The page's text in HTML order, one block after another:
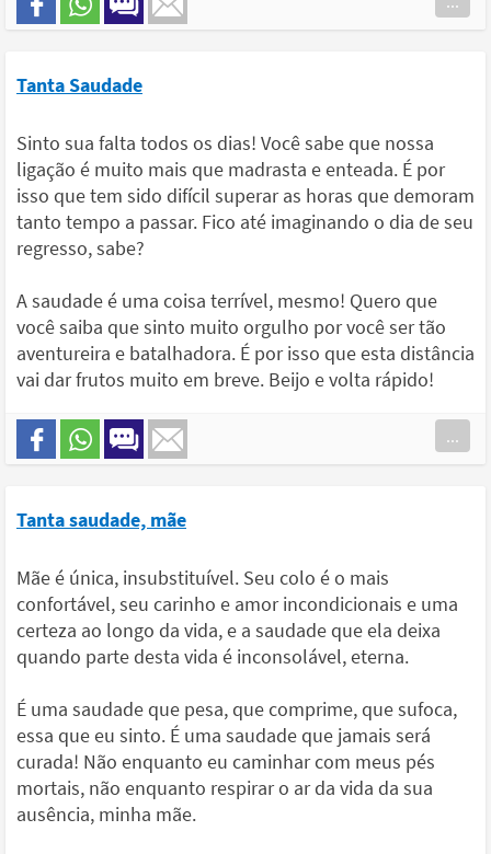
Tanta Saudade
Sinto sua falta todos os dias! Você sabe que nossa
ligação é muito mais que madrasta e enteada. É por
isso que tem sido difícil superar as horas que demoram
tanto tempo a passar. Fico até imaginando o dia de seu
regresso, sabe?
A saudade é uma coisa terrível, mesmo! Quero que
você saiba que sinto muito orgulho por você ser tão
aventureira e batalhadora. É por isso que esta distância
vai dar frutos muito em breve. Beijo e volta rápido!
...
Tanta saudade, mãe
Mãe é única, insubstituível. Seu colo é o mais
confortável, seu carinho e amor incondicionais e uma
certeza ao longo da vida, e a saudade que ela deixa
quando parte desta vida é inconsolável, eterna.
É uma saudade que pesa, que comprime, que sufoca,
essa que eu sinto. É uma saudade que jamais será
curada! Não enquanto eu caminhar com meus pés
mortais, não enquanto respirar o ar da vida da sua
ausência, minha mãe.